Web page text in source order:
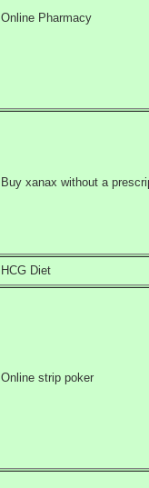
Online Pharmacy
Buy xanax without a
HCG Diet
Online strip poker